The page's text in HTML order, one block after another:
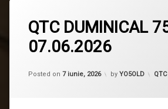
QTC DUMINICAL
07.06.2026
Posted on 7 iunie, 2026
Updated on 7
by YO5OLD QTC
un
comentariu
la
QTC
757